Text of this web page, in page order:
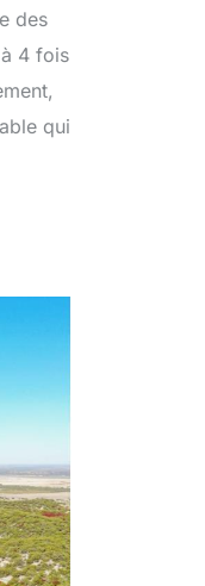
des
4 fois
qui